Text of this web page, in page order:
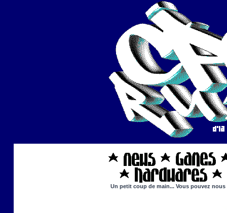
Un petit coup de main... Vous pouvez